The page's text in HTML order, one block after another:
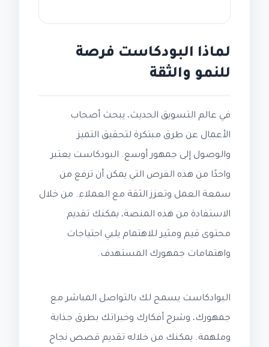
لماذا البودكاست فرصة
للنمو والثقة
في عالم التسويق الحديث، يبحث أصحاب
الأعمال عن طرق مبتكرة لتحقيق التميز
والوصول إلى جمهور أوسع. البودكاست يعتبر
واحدًا من هذه الفرص التي يمكن أن ترفع من
سمعة العمل وتعزز الثقة مع العملاء. من خلال
الاستفادة من هذه المنصة، يمكنك تقديم
محتوى قيم ومثير للاهتمام يلبي احتياجات
واهتمامات جمهورك المستهدف.
البوادكاست يسمح لك بالتواصل المباشر مع
جمهورك، وشرح أفكارك وخبراتك بطرق جذابة
وملهمة. يمكنك من خلاله تقديم قصص نجاح